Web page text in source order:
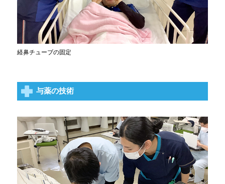
経鼻チューブの固定
与薬の技術